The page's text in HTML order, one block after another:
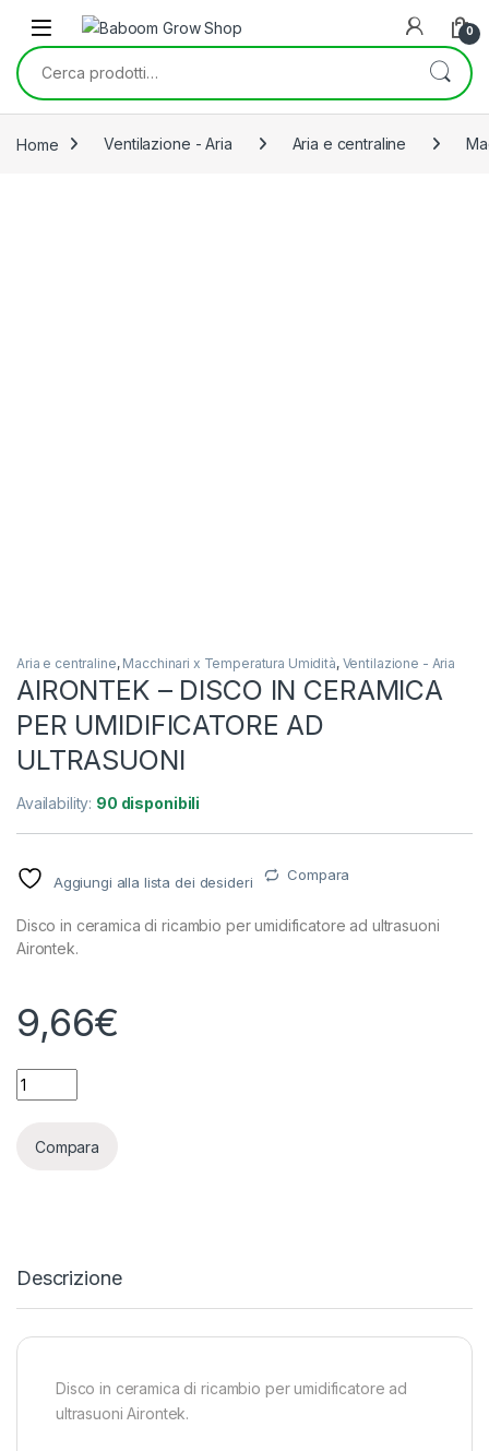
Skip to navigation
Skip to content
0
Cerca:
Home Ventilazione - Aria Aria e centraline
Aria e centraline, Macchinari x Temperatura Umidità, Ventilazione - Aria
AIRONTEK – DISCO IN CERAMICA
PER UMIDIFICATORE AD
ULTRASUONI
Availability: 90 disponibili
Aggiungi alla lista dei desideri Compara
Disco in ceramica di ricambio per umidificatore ad ultrasuoni
Airontek.
9,66€
AIRONTEK - DISCO IN CERAMICA PER UMIDIFICATORE AD
Compara
Descrizione
Disco in ceramica di ricambio per umidificatore ad
ultrasuoni Airontek.